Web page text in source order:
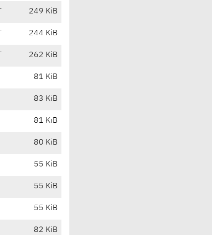
249 KiB
244 KiB
262 KiB
81 KiB
83 KiB
81 KiB
80 KiB
55 KiB
55 KiB
55 KiB
82 KiB